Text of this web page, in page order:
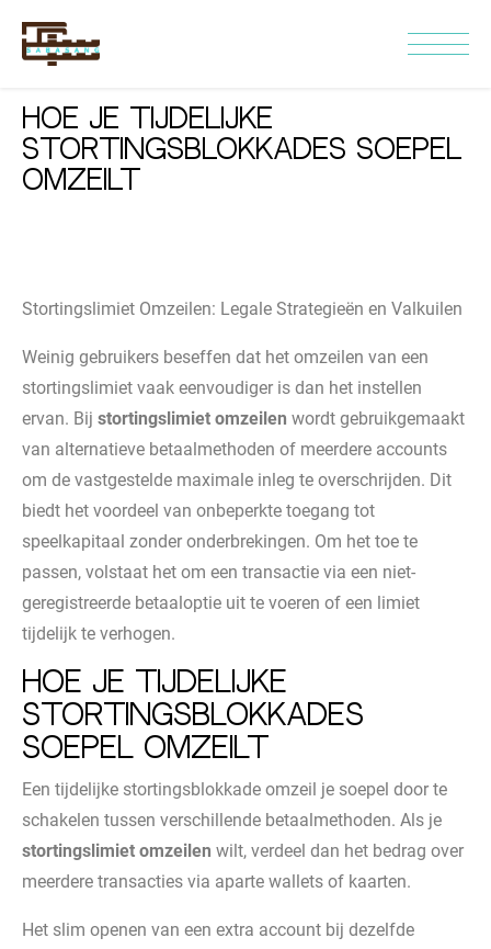
Hoe je tijdelijke
stortingsblokkades soepel
omzeilt
Stortingslimiet Omzeilen: Legale Strategieën en Valkuilen
Weinig gebruikers beseffen dat het omzeilen van een
stortingslimiet vaak eenvoudiger is dan het instellen
ervan. Bij stortingslimiet omzeilen wordt gebruikgemaakt
van alternatieve betaalmethoden of meerdere accounts
om de vastgestelde maximale inleg te overschrijden. Dit
biedt het voordeel van onbeperkte toegang tot
speelkapitaal zonder onderbrekingen. Om het toe te
passen, volstaat het om een transactie via een niet-
geregistreerde betaaloptie uit te voeren of een limiet
tijdelijk te verhogen.
Hoe je tijdelijke
stortingsblokkades
soepel omzeilt
Een tijdelijke stortingsblokkade omzeil je soepel door te
schakelen tussen verschillende betaalmethoden. Als je
stortingslimiet omzeilen wilt, verdeel dan het bedrag over
meerdere transacties via aparte wallets of kaarten.
Het slim openen van een extra account bij dezelfde